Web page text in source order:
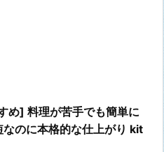
め] 料理が苦手でも簡単に
なのに本格的な仕上がり kit